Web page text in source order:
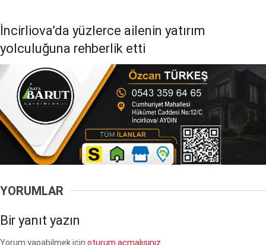
İncirliova’da yüzlerce ailenin yatırım
yolculuğuna rehberlik etti
YORUMLAR
Bir yanıt yazın
Yorum yapabilmek için oturum açmalısınız.